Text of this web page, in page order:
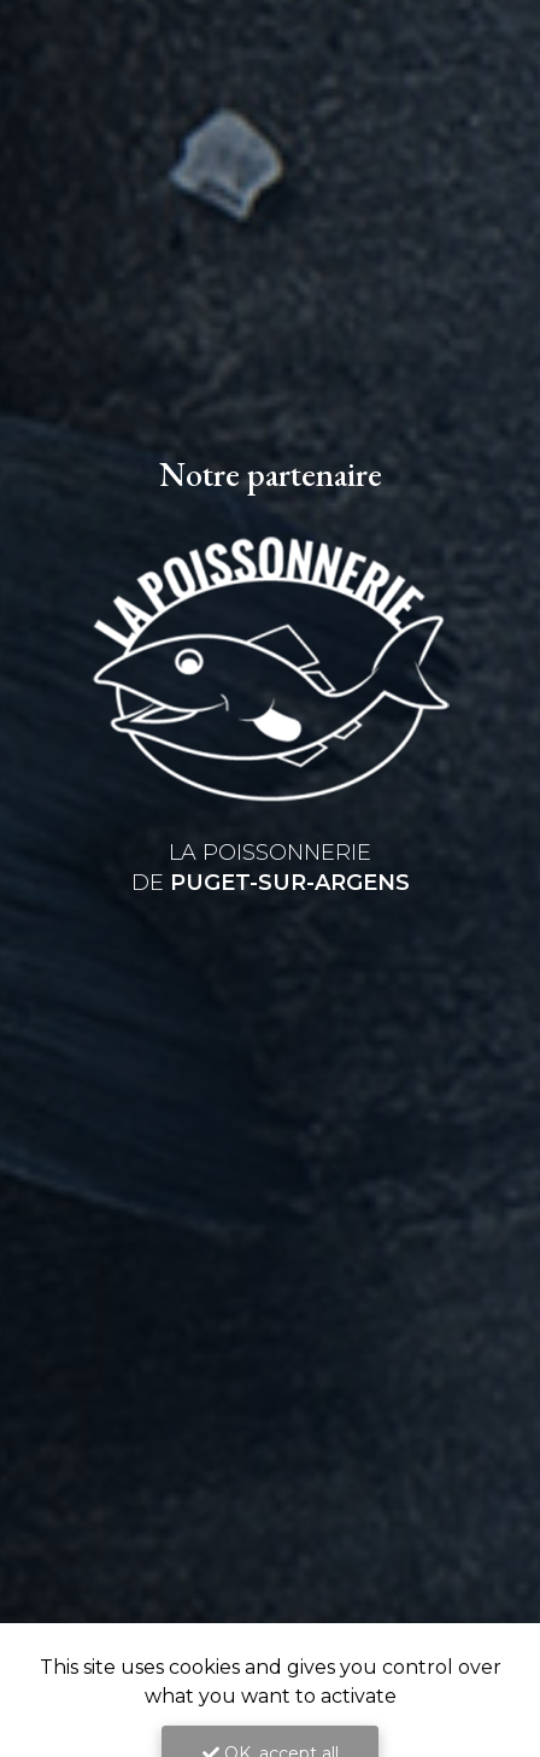
Notre partenaire
LA POISSONNERIE
DE PUGET-SUR-ARGENS
This site uses cookies and gives you control over
what you want to activate